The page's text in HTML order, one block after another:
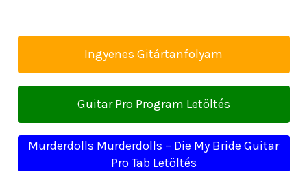
Ingyenes Gitártanfolyam
Guitar Pro Program Letöltés
Murderdolls Murderdolls – Die My Bride Guitar
Pro Tab Letöltés